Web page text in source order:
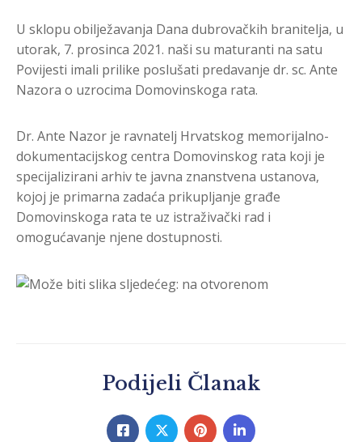
U sklopu obilježavanja Dana dubrovačkih branitelja, u
utorak, 7. prosinca 2021. naši su maturanti na satu
Povijesti imali prilike poslušati predavanje dr. sc. Ante
Nazora o uzrocima Domovinskoga rata.
Dr. Ante Nazor je ravnatelj Hrvatskog memorijalno-
dokumentacijskog centra Domovinskog rata koji je
specijalizirani arhiv te javna znanstvena ustanova,
kojoj je primarna zadaća prikupljanje građe
Domovinskoga rata te uz istraživački rad i
omogućavanje njene dostupnosti.
Podijeli Članak